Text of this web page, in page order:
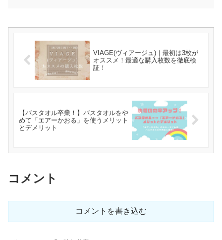
VIAGE(ヴィアージュ)｜最初は3枚が
オススメ！最適な購入枚数を徹底検
証！
【バスタオル卒業！】バスタオルをや
めて「エアーかおる」を使うメリット
とデメリット
コメント
コメントを書き込む